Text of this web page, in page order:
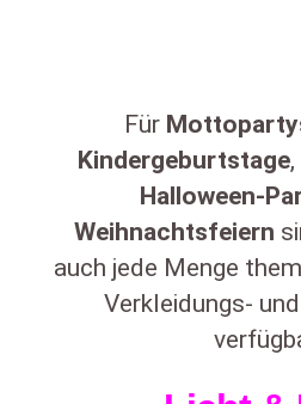
Für
Kindergeburtstage,
Halloween-
Weihnachtsfeiern
auch jede Menge
Verkleidungs-